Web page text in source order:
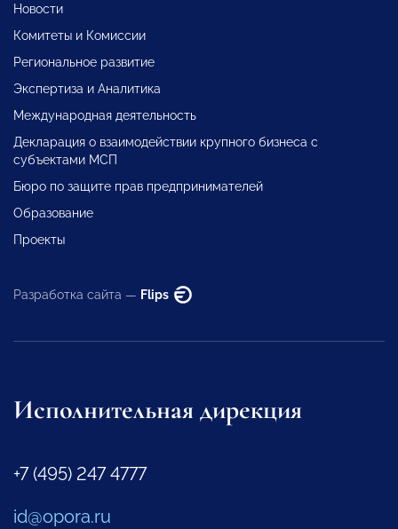
Новости
Комитеты и Комиссии
Региональное развитие
Экспертиза и Аналитика
Международная деятельность
Декларация о взаимодействии крупного бизнеса с
субъектами МСП
Бюро по защите прав предпринимателей
Образование
Проекты
Разработка сайта — Flips
Исполнительная дирекция
+7 (495) 247 4777
id@opora.ru